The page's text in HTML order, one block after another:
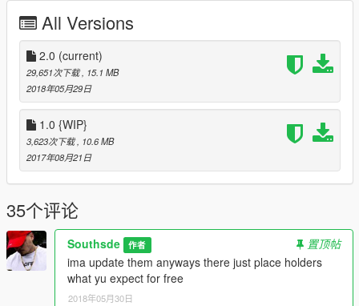
**OFF WHITE MODELS COMING SOON**
Read About The New "OFF WHITE x AIR JORDAN 1"
[Another Callab With Yvng
Thanks To@Siubole2
--------------------------------------------------------------------------------
-------------------
DO NOT REUPLOAD MY MODS OR EDIT AND REUPLOAD
MY TEXTURES!!!
All Versions
2.0 (current)
29,651次下载 , 15.1 MB
2018年05月29日
1.0 {WIP}
3,623次下载 , 10.6 MB
2017年08月21日
35个评论
Southsde 作者
置顶帖
ima update them anyways there just place holders
what yu expect for free
2018年05月30日